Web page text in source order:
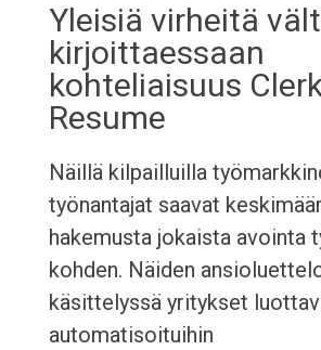
Yleisiä virheitä
kirjoittaessaan
kohteliaisuus
Resume
Näillä kilpailluilla
työnantajat saavat
hakemusta jokaista avointa
kohden. Näiden
käsittelyssä yritykset
automatisoituihin